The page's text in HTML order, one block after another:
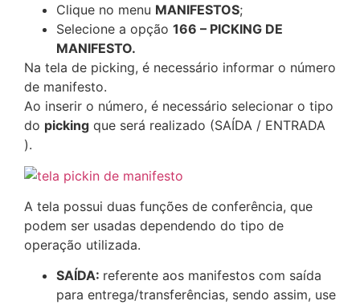
Clique no menu MANIFESTOS;
Selecione a opção 166 – PICKING DE
MANIFESTO.
Na tela de picking, é necessário informar o número
de manifesto.
Ao inserir o número, é necessário selecionar o tipo
do picking que será realizado (SAÍDA / ENTRADA
).
A tela possui duas funções de conferência, que
podem ser usadas dependendo do tipo de
operação utilizada.
SAÍDA: referente aos manifestos com saída
para entrega/transferências, sendo assim, use